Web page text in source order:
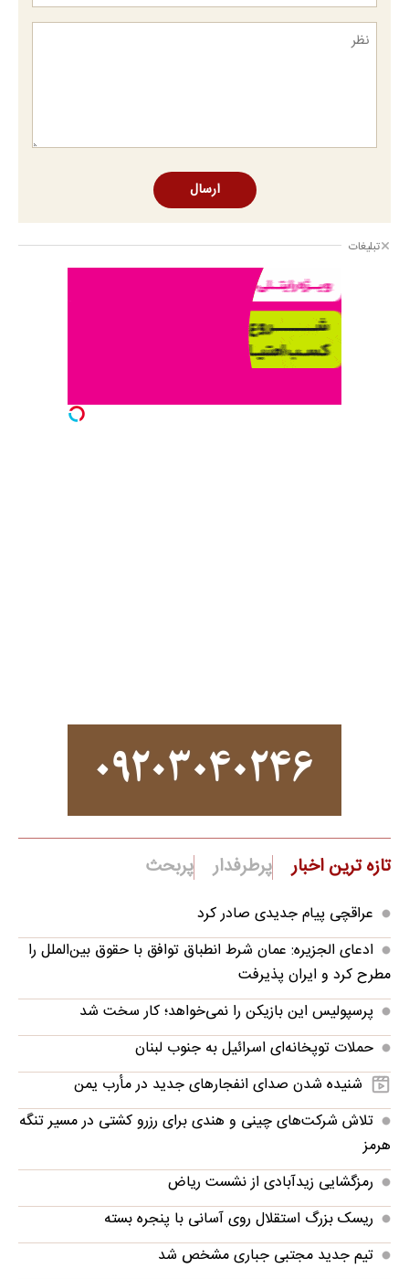
ارسال
تبلیغات
تازه ترین اخبار پرطرفدار پربحث
عراقچی پیام جدیدی صادر کرد
ادعای الجزیره: عمان شرط انطباق توافق با حقوق بین‌الملل را
مطرح کرد و ایران پذیرفت
پرسپولیس این بازیکن را نمی‌خواهد؛ کار سخت شد
حملات توپخانه‌ای اسرائیل به جنوب لبنان
شنیده شدن صدای انفجارهای جدید در مأرب یمن
تلاش شرکت‌های چینی و هندی برای رزرو کشتی در مسیر تنگه
هرمز
رمزگشایی زیدآبادی از نشست ریاض
ریسک بزرگ استقلال روی آسانی با پنجره بسته
تیم جدید مجتبی جباری مشخص شد